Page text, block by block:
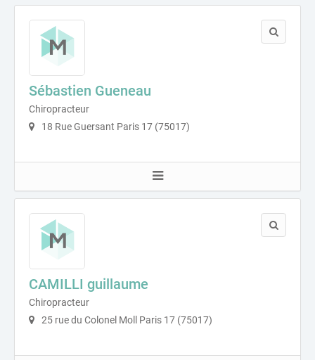
Sébastien Gueneau
Chiropracteur
18 Rue Guersant Paris 17 (75017)
CAMILLI guillaume
Chiropracteur
25 rue du Colonel Moll Paris 17 (75017)